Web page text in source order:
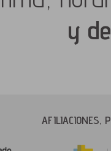
y
AFILIACIONES,